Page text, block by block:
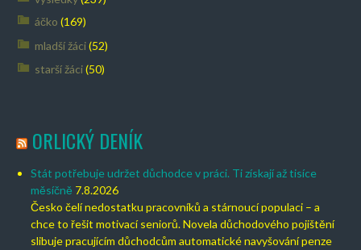
áčko (169)
mladší žáci(52)
starší žáci(50)
ORLICKÝ DENÍK
Stát potřebuje udržet důchodce v práci. Ti získají až tisíce
měsíčně 7.8.2026
Česko čelí nedostatku pracovníků a stárnoucí populaci – a
chce to řešit motivací seniorů. Novela důchodového pojištění
slibuje pracujícím důchodcům automatické navyšování penze